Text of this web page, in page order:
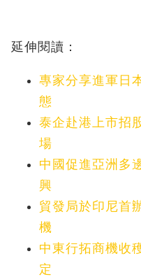
延伸閱讀：
專家分享進軍日
態
泰企赴港上市招
場
中國促進亞洲多
興
貿發局於印尼首
機
中東行拓商機收
定